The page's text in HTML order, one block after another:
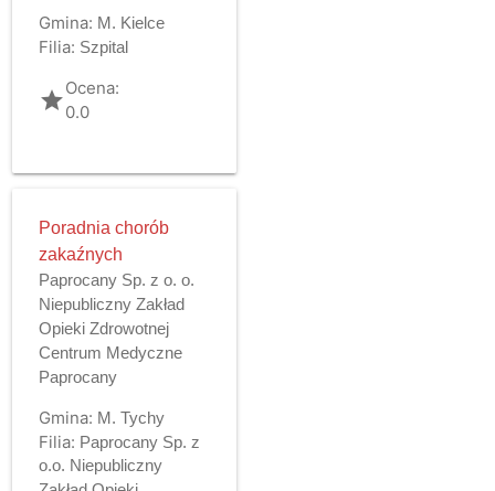
Gmina: M. Kielce
Filia: Szpital
gradeOcena:
0.0
Poradnia chorób
zakaźnych
Paprocany Sp. z o. o.
Niepubliczny Zakład
Opieki Zdrowotnej
Centrum Medyczne
Paprocany
Gmina: M. Tychy
Filia: Paprocany Sp. z
o.o. Niepubliczny